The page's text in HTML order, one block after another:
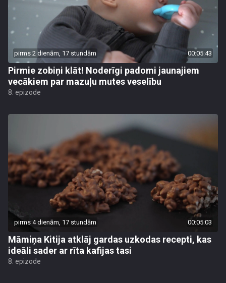
pirms 2 dienām, 17 stundām 00:05:43
Pirmie zobiņi klāt! Noderīgi padomi jaunajiem
vecākiem par mazuļu mutes veselību
8. epizode
pirms 4 dienām, 17 stundām 00:05:03
Māmiņa Kitija atklāj gardas uzkodas recepti, kas
ideāli sader ar rīta kafijas tasi
8. epizode